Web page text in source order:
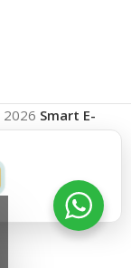
2026 Smart E-